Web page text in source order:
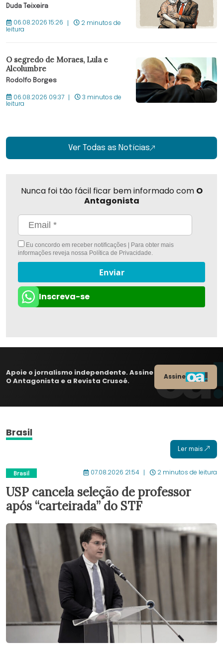
Duda Teixeira
06.08.2026 15:26 2 minutos de
leitura
O segredo de Moraes, Lula e
Alcolumbre
Rodolfo Borges
06.08.2026 09:37 3 minutos de
leitura
Ver Todas as Notícias
Nunca foi tão fácil ficar bem informado com O
Antagonista
Eu concordo em receber notificações | Para obter mais
informações reveja nossa Política de Privacidade.
Enviar
Inscreva-se
Apoie o jornalismo independente. Assine
O Antagonista e a Revista Crusoé.
Assine
Brasil
Ler mais
Brasil 07.08.2026 21:54 2 minutos de leitura
USP cancela seleção de professor
após “carteirada” do STF